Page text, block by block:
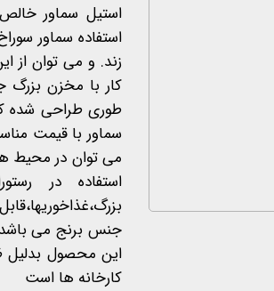
استیل سماور
استفاده سماور
زند. و می توان از
طوری طراحی شده
می توان در محیط
استفاده در
جنس برنج می باشد
این محصول بدلیل
کارخانه ها است